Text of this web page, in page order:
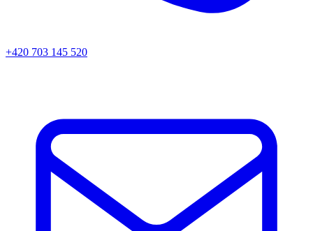
+420 703 145 520